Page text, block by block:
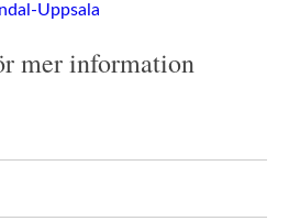
mer information